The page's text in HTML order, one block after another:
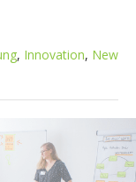
, Innovation, New